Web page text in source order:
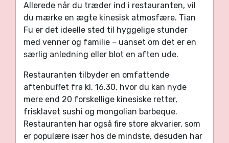
Allerede når du træder ind i restauranten, vil
du mærke en ægte kinesisk atmosfære. Tian
Fu er det ideelle sted til hyggelige stunder
med venner og familie – uanset om det er en
særlig anledning eller blot en aften ude.
Restauranten tilbyder en omfattende
aftenbuffet fra kl. 16.30, hvor du kan nyde
mere end 20 forskellige kinesiske retter,
frisklavet sushi og mongolian barbeque.
Restauranten har også fire store akvarier, som
er populære især hos de mindste, desuden har